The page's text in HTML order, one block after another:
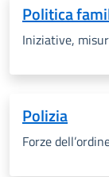
Politica
Iniziative,
Polizia
Forze